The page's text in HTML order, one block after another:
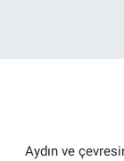
Aydın ve